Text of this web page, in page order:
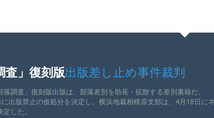
査」復刻版出版差し止め事件裁判
調査」復刻版出版は、部落差別を助長・拡散する差別書籍だ。
出版禁止の仮処分を決定し、横浜地裁相模原支部は、4月18日に
した。